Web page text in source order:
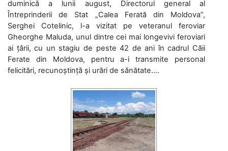
duminică a lunii august, Directorul general al
Întreprinderii de Stat „Calea Ferată din Moldova”,
Serghei Cotelinic, l-a vizitat pe veteranul feroviar
Gheorghe Maluda, unul dintre cei mai longevivi feroviari
ai țării, cu un stagiu de peste 42 de ani în cadrul Căii
Ferate din Moldova, pentru a-i transmite personal
felicitări, recunoștință și urări de sănătate....